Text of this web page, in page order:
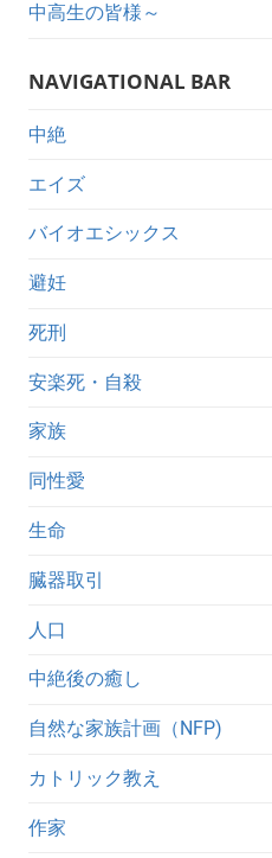
中高生の皆様～
NAVIGATIONAL BAR
中絶
エイズ
バイオエシックス
避妊
死刑
安楽死・自殺
家族
同性愛
生命
臓器取引
人口
中絶後の癒し
自然な家族計画（NFP)
カトリック教え
作家